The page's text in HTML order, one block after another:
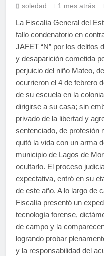
soledad 1 mes atrás
La Fiscalía General del
fallo condenatorio en
JAFET “N” por los delitos
y desaparición cometida
perjuicio del niño Mateo,
ocurrieron el 4 de febrero
de su escuela en la
dirigirse a su casa; sin
privado de la libertad y
sentenciado, de profesión
quitó la vida con un arma
municipio de Lagos de
ocultarlo. El proceso
expectativa, entró en su
de este año. A lo largo de
Fiscalía presentó un
tecnología forense,
de campo y la
logrando probar
y la responsabilidad del